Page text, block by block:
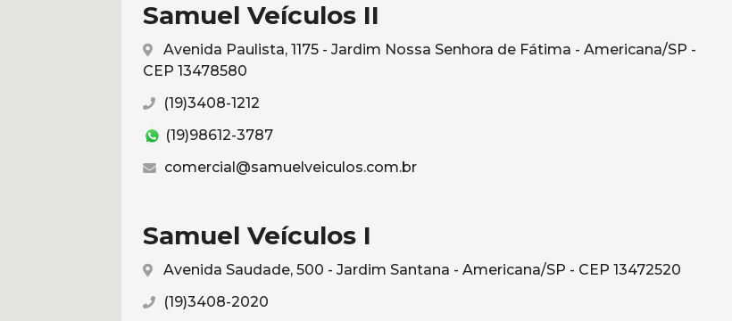
Samuel Veículos II
Avenida Paulista, 1175 - Jardim Nossa Senhora de Fátima - Americana/SP -
CEP 13478580
(19)3408-1212
(19)98612-3787
comercial@samuelveiculos.com.br
Samuel Veículos I
Avenida Saudade, 500 - Jardim Santana - Americana/SP - CEP 13472520
(19)3408-2020